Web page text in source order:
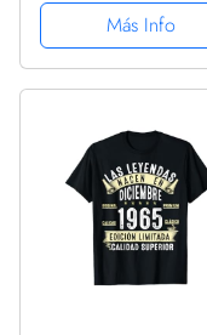
CamisetaMás Info